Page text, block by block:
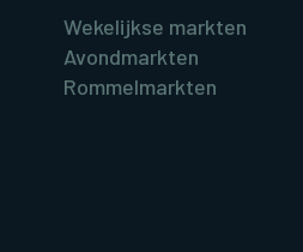
Wekelijkse markten
Avondmarkten
Rommelmarkten